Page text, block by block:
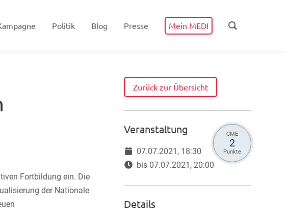
Politik Blog Presse Mein MEDI
Fortbildung ein. Die
der Nationale
Zurück zur Übersicht
Veranstaltung CME
2
Punkte
07.07.2021, 18:30
bis 07.07.2021, 20:00
Details